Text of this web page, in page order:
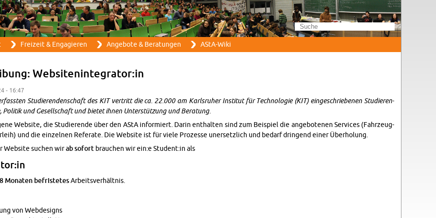
Direkt zum Inhalt
Frei­zeit & En­ga­gie­ren An­ge­bo­te & Be­ra­tun­gen AStA-Wi­ki
Web­siten­in­te­gra­tor:in
- 16:47
Stu­die­ren­den­schaft des KIT ver­tritt die ca. 22.000 am Karls­ru­her In­sti­tut für Tech­no­lo­gie (KIT) ein­ge­schrie­be­nen Stu­die­ren­
Po­li­tik und Ge­sell­schaft und bie­tet ihnen Un­ter­stüt­zung und Be­ra­tung.
Web­site, die Stu­die­ren­de über den AStA in­for­miert. Darin ent­hal­ten sind zum Bei­spiel die an­ge­bo­te­nen Ser­vices (Fahr­zeug­
und die ein­zel­nen Re­fe­ra­te. Die Web­site ist für viele Pro­zes­se un­er­setz­lich und be­darf drin­gend einer Über­ho­lung.
Web­site su­chen wirab so­fort brau­chen wir ein:e Stu­dent:in als
8 Mo­na­ten be­fris­te­tes Ar­beits­ver­hält­nis.
von Web­de­signs